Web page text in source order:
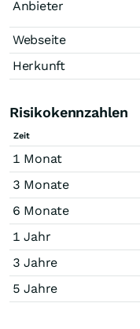
Anbieter
Webseite
Herkunft
Risikokennzahlen
Zeit
1 Monat
3 Monate
6 Monate
1 Jahr
3 Jahre
5 Jahre